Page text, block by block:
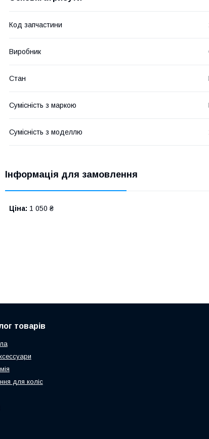
Код запчастини
Виробник
Стан
Сумісність з маркою
Сумісність з моделлю
Інформація для замовлення
Ціна: 1 050 ₴
товарів
для коліс